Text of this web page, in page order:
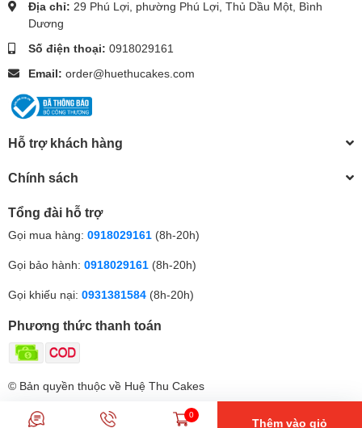
Địa chỉ: 29 Phú Lợi, phường Phú Lợi, Thủ Dầu Một, Bình
Dương
Số điện thoại: 0918029161
Email: order@huethucakes.com
Hỗ trợ khách hàng
Chính sách
Tổng đài hỗ trợ
Gọi mua hàng: 0918029161 (8h-20h)
Gọi bảo hành: 0918029161 (8h-20h)
Gọi khiếu nại: 0931381584 (8h-20h)
Phương thức thanh toán
© Bản quyền thuộc về Huệ Thu Cakes
0
Thêm vào giỏ